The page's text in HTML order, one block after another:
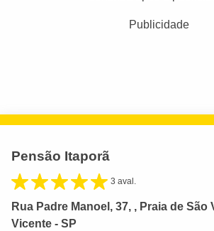
Publicidade
Pensão Itaporã
3 aval.
Rua Padre Manoel, 37, , Praia de São
Vicente - SP